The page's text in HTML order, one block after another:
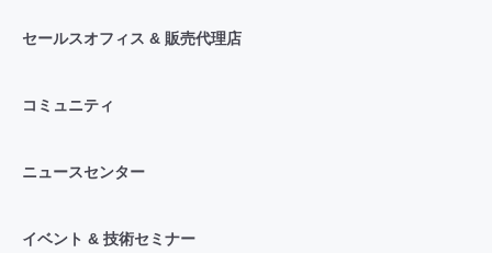
セールスオフィス & 販売代理店
コミュニティ
ニュースセンター
イベント & 技術セミナー